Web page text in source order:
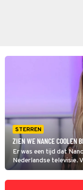
STERREN
ZIEN WE NANCE COOLEN
Er was een tijd dat
Nederlandse televisie.
was een bekend
terugzien.